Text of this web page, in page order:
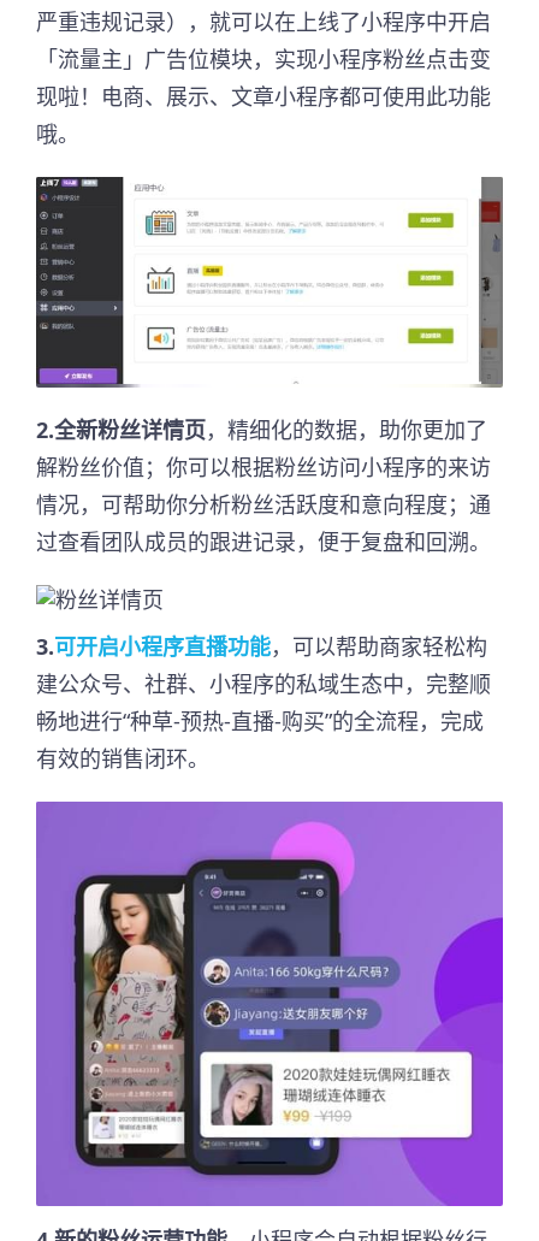
严重违规记录），就可以在上线了小程序中开启
「流量主」广告位模块，实现小程序粉丝点击变
现啦！电商、展示、文章小程序都可使用此功能
哦。
2.全新粉丝详情页，精细化的数据，助你更加了
解粉丝价值；你可以根据粉丝访问小程序的来访
情况，可帮助你分析粉丝活跃度和意向程度；通
过查看团队成员的跟进记录，便于复盘和回溯。
3.可开启小程序直播功能，可以帮助商家轻松构
建公众号、社群、小程序的私域生态中，完整顺
畅地进行“种草-预热-直播-购买”的全流程，完成
有效的销售闭环。